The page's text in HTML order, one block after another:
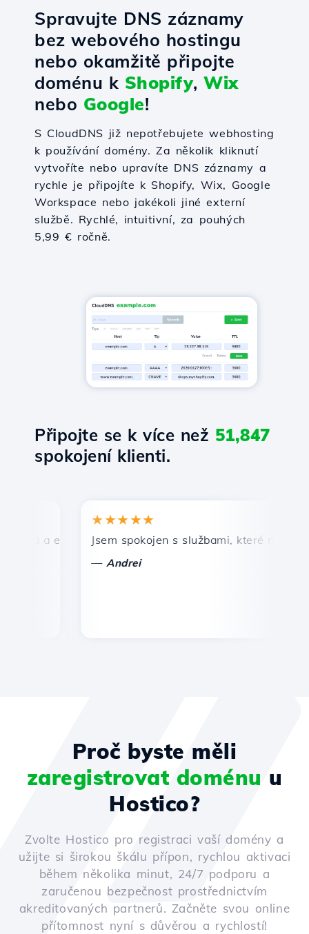
Spravujte DNS záznamy
bez webového hostingu
nebo okamžitě připojte
doménu k Shopify, Wix
nebo Google!
S CloudDNS již nepotřebujete webhosting
k používání domény. Za několik kliknutí
vytvoříte nebo upravíte DNS záznamy a
rychle je připojíte k Shopify, Wix, Google
Workspace nebo jakékoli jiné externí
službě. Rychlé, intuitivní, za pouhých
5,99 € ročně.
Připojte se k více než 51,847
spokojení klienti.
a efektivní technická podpora.
★★★★★
Jsem spokojen s službami, které nabízí
Andrei
Proč byste měli
zaregistrovat doménu u
Hostico?
Zvolte Hostico pro registraci vaší domény a
užijte si širokou škálu přípon, rychlou aktivaci
během několika minut, 24/7 podporu a
zaručenou bezpečnost prostřednictvím
akreditovaných partnerů. Začněte svou online
přítomnost nyní s důvěrou a rychlostí!